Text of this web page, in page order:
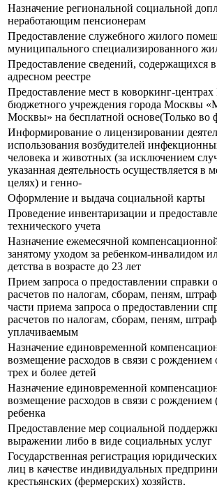
Назначение региональной социальной
неработающим пенсионерам
Предоставление служебного жилого
муниципального специализированного
Предоставление сведений, содержащихся
адресном реестре
Предоставление мест в коворкинг-центрах
бюджетного учреждения города Москвы
Москвы» на бесплатной основе(Только во
Информирование о лицензировании
использования возбудителей
человека и животных (за исключением
указанная деятельность осуществляется в
целях) и генно-
Оформление и выдача социальной карты
Проведение инвентаризации и
технического учета
Назначение ежемесячной
занятому уходом за ребенком-инвалидом
детства в возрасте до 23 лет
Прием запроса о предоставлении справки
расчетов по налогам, сборам, пеням,
части приема запроса о предоставлении
расчетов по налогам, сборам, пеням,
уплачиваемым
Назначение единовременной
возмещение расходов в связи с рождением
трех и более детей
Назначение единовременной
возмещение расходов в связи с
ребенка
Предоставление мер социальной
выражении либо в виде социальных услуг
Государственная регистрация
лиц в качестве индивидуальных
крестьянских (фермерских) хозяйств.